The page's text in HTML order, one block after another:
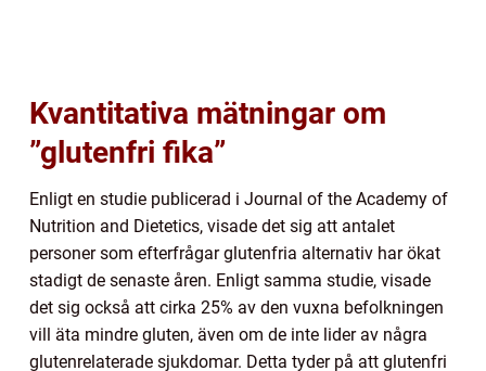
Kvantitativa mätningar om
”glutenfri fika”
Enligt en studie publicerad i Journal of the Academy of
Nutrition and Dietetics, visade det sig att antalet
personer som efterfrågar glutenfria alternativ har ökat
stadigt de senaste åren. Enligt samma studie, visade
det sig också att cirka 25% av den vuxna befolkningen
vill äta mindre gluten, även om de inte lider av några
glutenrelaterade sjukdomar. Detta tyder på att glutenfri